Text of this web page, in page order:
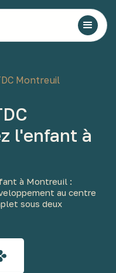
Montreuil
l'enfant à
à Montreuil :
au centre
sous deux